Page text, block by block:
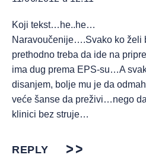
Koji tekst…he..he…
Naravoučenije….Svako ko želi
prethodno treba da ide na
ima dug prema EPS-su…A
disanjem, bolje mu je da
veće šanse da preživi…nego
klinici bez struje…
REPLY